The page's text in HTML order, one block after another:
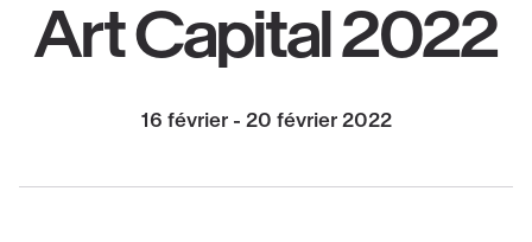
Art Capital 2022
16 février - 20 février 2022